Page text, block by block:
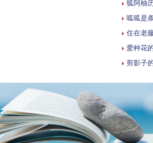
狐阿柚
呱呱是
住在老
爱种花
剪影子